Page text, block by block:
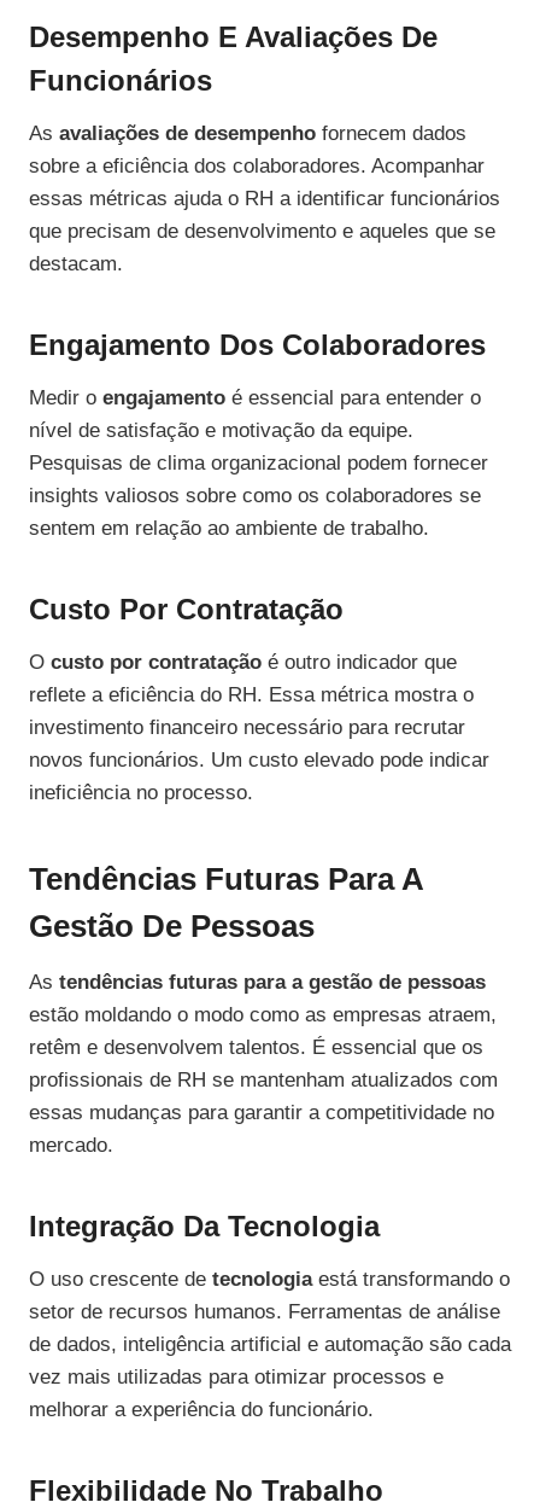
Desempenho E Avaliações De
Funcionários
As avaliações de desempenho fornecem dados
sobre a eficiência dos colaboradores. Acompanhar
essas métricas ajuda o RH a identificar funcionários
que precisam de desenvolvimento e aqueles que se
destacam.
Engajamento Dos Colaboradores
Medir o engajamento é essencial para entender o
nível de satisfação e motivação da equipe.
Pesquisas de clima organizacional podem fornecer
insights valiosos sobre como os colaboradores se
sentem em relação ao ambiente de trabalho.
Custo Por Contratação
O custo por contratação é outro indicador que
reflete a eficiência do RH. Essa métrica mostra o
investimento financeiro necessário para recrutar
novos funcionários. Um custo elevado pode indicar
ineficiência no processo.
Tendências Futuras Para A
Gestão De Pessoas
As tendências futuras para a gestão de pessoas
estão moldando o modo como as empresas atraem,
retêm e desenvolvem talentos. É essencial que os
profissionais de RH se mantenham atualizados com
essas mudanças para garantir a competitividade no
mercado.
Integração Da Tecnologia
O uso crescente de tecnologiaestá transformando o
setor de recursos humanos. Ferramentas de análise
de dados, inteligência artificial e automação são cada
vez mais utilizadas para otimizar processos e
melhorar a experiência do funcionário.
Flexibilidade No Trabalho